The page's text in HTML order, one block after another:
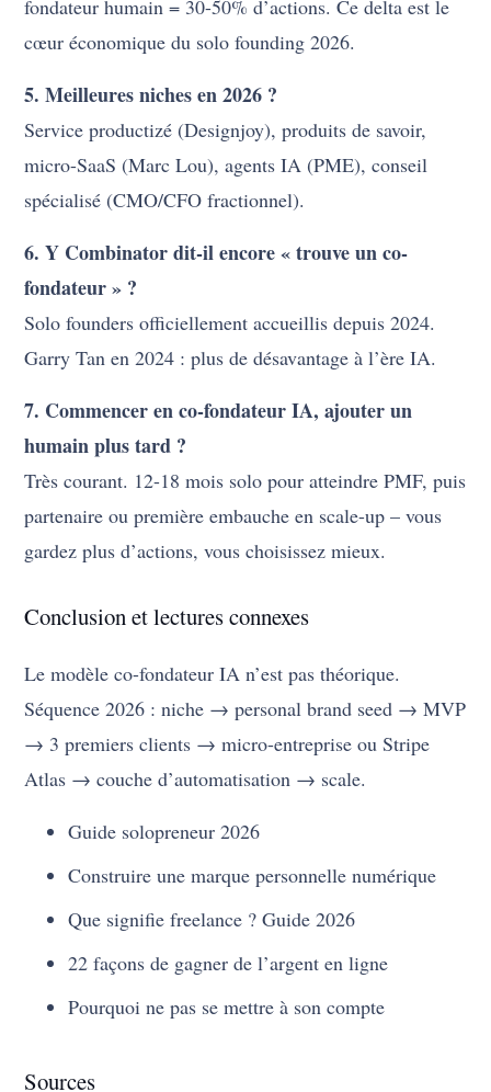
fondateur humain = 30-50% d’actions. Ce delta est le
cœur économique du solo founding 2026.
5. Meilleures niches en 2026 ?
Service productizé (Designjoy), produits de savoir,
micro-SaaS (Marc Lou), agents IA (PME), conseil
spécialisé (CMO/CFO fractionnel).
6. Y Combinator dit-il encore « trouve un co-
fondateur » ?
Solo founders officiellement accueillis depuis 2024.
Garry Tan en 2024 : plus de désavantage à l’ère IA.
7. Commencer en co-fondateur IA, ajouter un
humain plus tard ?
Très courant. 12-18 mois solo pour atteindre PMF, puis
partenaire ou première embauche en scale-up – vous
gardez plus d’actions, vous choisissez mieux.
Conclusion et lectures connexes
Le modèle co-fondateur IA n’est pas théorique.
Séquence 2026 : niche → personal brand seed → MVP
→ 3 premiers clients → micro-entreprise ou Stripe
Atlas → couche d’automatisation → scale.
Guide solopreneur 2026
Construire une marque personnelle numérique
Que signifie freelance ? Guide 2026
22 façons de gagner de l’argent en ligne
Pourquoi ne pas se mettre à son compte
Sources